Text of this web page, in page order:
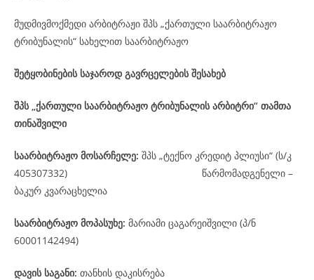
მუდმივმოქმედი არბიტრაჟი შპს „ქართული საარბიტრაჟო
ტრიბუნალის“ სახელით საარბიტრაჟო
შეტყობინების საჯაროდ გავრცელების შესახებ
შპს „ქართული საარბიტრაჟო ტრიბუნალის არბიტრი“ თამთა
თინაშვილი
საარბიტრაჟო მოსარჩელე: შპს „ტექნო კრედიტ პლიუსი“ (ს/კ
405307332)
წარმომადგენელი –
ბაკურ კვარაცხელია
საარბიტრაჟო მოპასუხე: მარიამი ცაგარეიშვილი (პ/ნ
60001142494)
დავის საგანი: თანხის დაკისრება